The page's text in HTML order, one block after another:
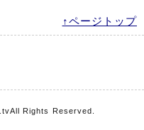
↑ページトップ
All Rights Reserved.